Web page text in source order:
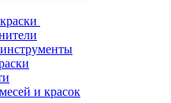
и красок